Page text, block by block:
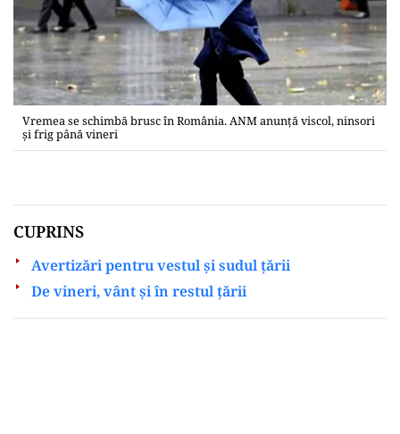
Vremea se schimbă brusc în România. ANM anunță viscol, ninsori
și frig până vineri
CUPRINS
Avertizări pentru vestul și sudul țării
De vineri, vânt și în restul țării